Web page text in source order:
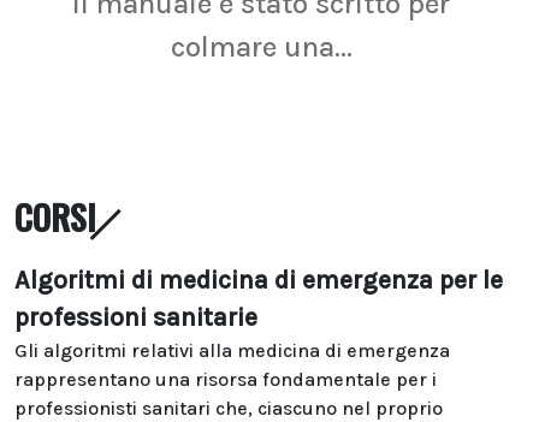
colmare una...
CORSI
Algoritmi di medicina di emergenza per le
professioni sanitarie
Gli algoritmi relativi alla medicina di emergenza
rappresentano una risorsa fondamentale per i
professionisti sanitari che, ciascuno nel proprio